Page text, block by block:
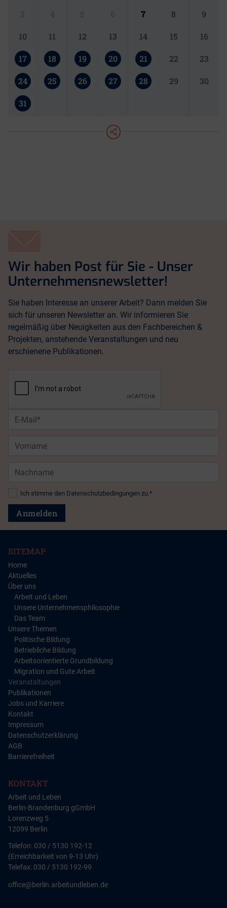
7 8 9
10 11 12 13 14 15 16
17 18 19 20 21 22 23
24 25 26 27 28 29 30
31
teilen
Wir haben Post für Sie - Unser
Unternehmensnewsletter!
Sie haben Interesse an unserer Arbeit? Dann melden Sie
sich für unseren Newsletter an. Wir informieren Sie
regelmäßig über Neuigkeiten aus den Fachbereichen &
Projekten, anstehende Veranstaltungen und neu
erschienene Publikationen.
E-
Vorname
Nachname
Datenschutz*
Ich stimme den Datenschutzbedingungen zu.*
Anmelden
SITEMAP
Home
Aktuelles
Über uns
Arbeit und Leben
Unsere Unternehmensphilosophie
Das Team
Unsere Themen
Politische Bildung
Betriebliche Bildung
Arbeitsorientierte Grundbildung
Migration und Gute Arbeit
Veranstaltungen
Publikationen
Jobs und Karriere
Kontakt
Impressum
Datenschutzerklärung
AGB
Barrierefreiheit
KONTAKT
Arbeit und Leben
Berlin-Brandenburg gGmbH
Lorenzweg 5
12099 Berlin
Telefon: 030 / 5130 192-12
(Erreichbarkeit von 9-13 Uhr)
Telefax: 030 / 5130 192-99
office@berlin.arbeitundleben.de